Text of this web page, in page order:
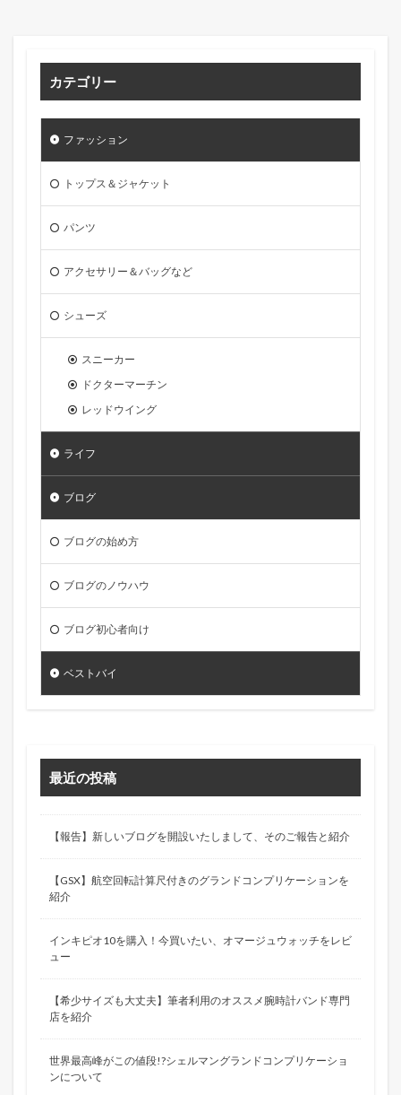
カテゴリー
ファッション
トップス＆ジャケット
パンツ
アクセサリー＆バッグなど
シューズ
スニーカー
ドクターマーチン
レッドウイング
ライフ
ブログ
ブログの始め方
ブログのノウハウ
ブログ初心者向け
ベストバイ
最近の投稿
【報告】新しいブログを開設いたしまして、そのご報告と紹介
【GSX】航空回転計算尺付きのグランドコンプリケーションを
紹介
インキピオ10を購入！今買いたい、オマージュウォッチをレビ
ュー
【希少サイズも大丈夫】筆者利用のオススメ腕時計バンド専門
店を紹介
世界最高峰がこの値段!?シェルマングランドコンプリケーショ
ンについて